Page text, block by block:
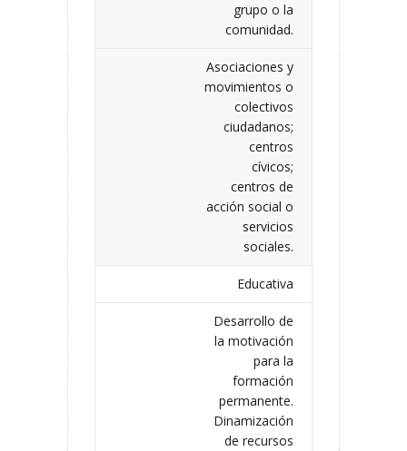
grupo o la
comunidad.
Asociaciones y
movimientos o
colectivos
ciudadanos;
centros
cívicos;
centros de
acción social o
servicios
sociales.
Educativa
Desarrollo de
la motivación
para la
formación
permanente.
Dinamización
de recursos